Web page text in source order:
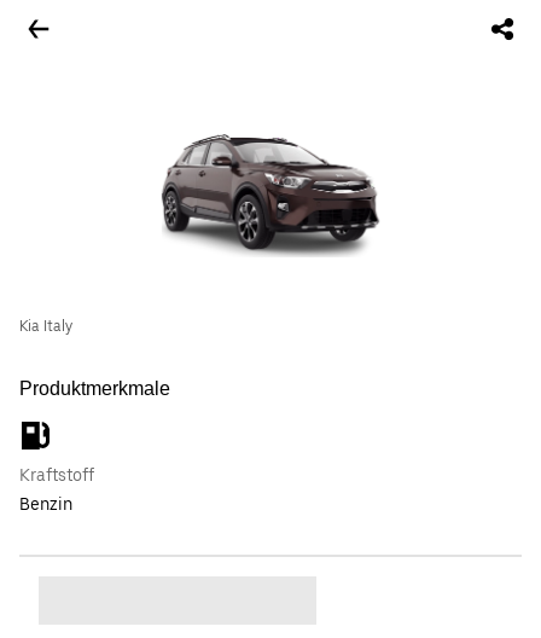
Kia Italy
Produktmerkmale
Kraftstoff
Benzin